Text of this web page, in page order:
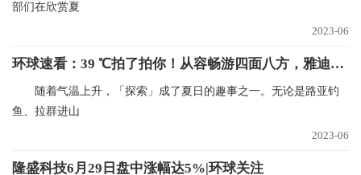
部们在欣赏夏
2023-06
环球速看：39 ℃拍了拍你！从容畅游四面八方，雅迪出行搭子帮你爱上夏天
随着气温上升，「探索」成了夏日的趣事之一。无论是路亚钓
鱼、拉群进山
2023-06
隆盛科技6月29日盘中涨幅达5%|环球关注